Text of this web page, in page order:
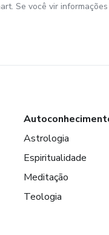
Se você vir
Astrologia
Espiritualidade
Meditação
Teologia